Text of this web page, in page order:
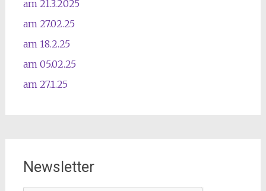
am 21.3.2025
am 27.02.25
am 18.2.25
am 05.02.25
am 27.1.25
Newsletter